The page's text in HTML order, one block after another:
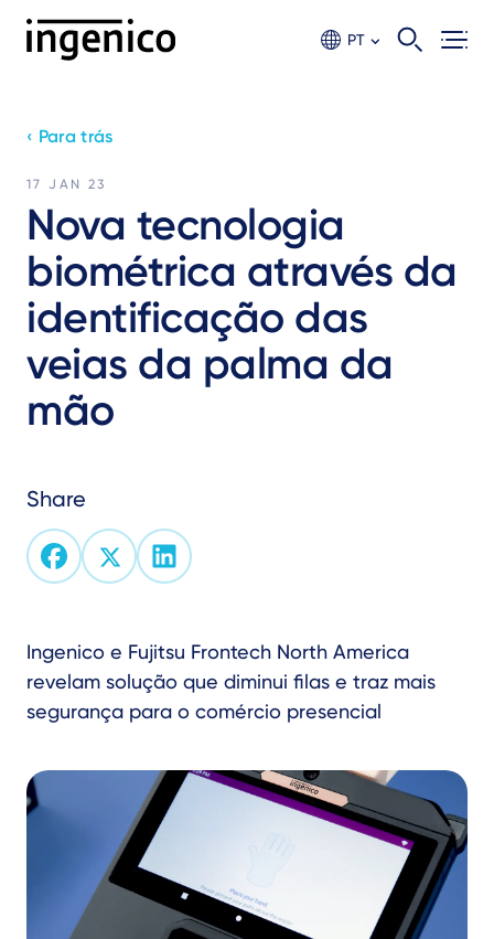
PT
‹ Para trás
17 JAN 23
Nova tecnologia
biométrica através da
identificação das
veias da palma da
mão
Share
Ingenico e Fujitsu Frontech North America
revelam solução que diminui filas e traz mais
segurança para o comércio presencial